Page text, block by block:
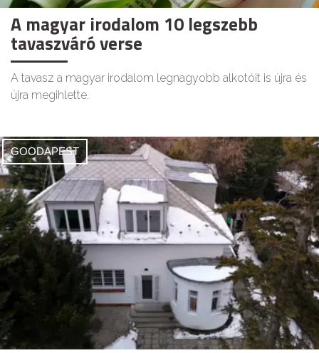
A magyar irodalom 10 legszebb
tavaszváró verse
A tavasz a magyar irodalom legnagyobb alkotóit is újra és
újra megihlette.
GOODAPEST